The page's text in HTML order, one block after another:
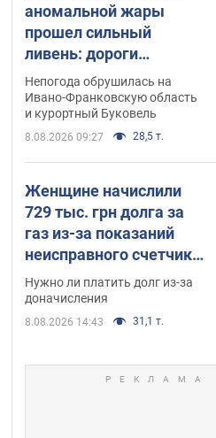
аномальной жары
прошел сильный
ливень: дороги
превратились в реки.
Видео
Непогода обрушилась на
Ивано-Франковскую область
и курортный Буковель
8.08.2026 09:27 28,5 т.
Женщине начислили
729 тыс. грн долга за
газ из-за показаний
неисправного счетчика:
судья вынес
неожиданное решение
Нужно ли платить долг из-за
доначисления
8.08.2026 14:43 31,1 т.